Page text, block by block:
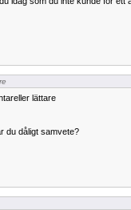
lättare
du dåligt samvete?